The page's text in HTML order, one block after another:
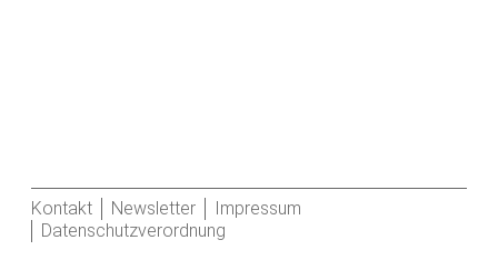
Kontakt Newsletter
Impressum
Datenschutzverordnung